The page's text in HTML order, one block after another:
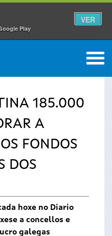
Play
VER
0
185.000
A
FONDOS
DOS
hoxe no Diario
a concellos e
galegas